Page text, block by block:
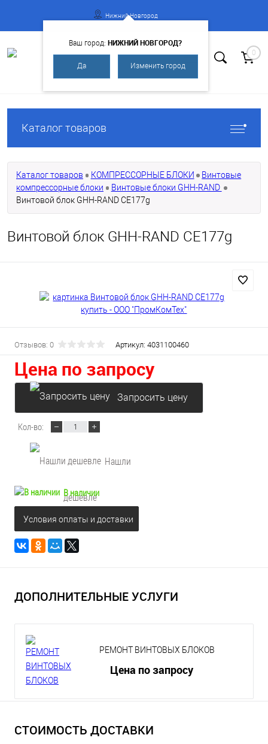
Нижний Новгород
Ваш город: НИЖНИЙ НОВГОРОД?
Да Изменить город
0
Каталог товаров
Каталог товаров КОМПРЕССОРНЫЕ БЛОКИ
Винтовые
компрессорные блоки
Винтовые блоки GHH-RAND
Винтовой блок GHH-RAND CE177g
Винтовой блок GHH-RAND CE177g
Отзывов: 0 Артикул: 4031100460
Цена по запросу
Запросить цену
Кол-во:
Нашли
дешевле
В наличии
Условия оплаты и доставки
ДОПОЛНИТЕЛЬНЫЕ УСЛУГИ
РЕМОНТ ВИНТОВЫХ БЛОКОВ
Цена по запросу
СТОИМОСТЬ ДОСТАВКИ